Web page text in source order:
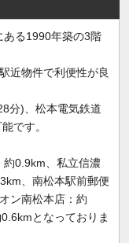
ある1990年築の3階
近物件で利便性が良
分)、松本電気鉄道
です。
0.9km、私立信濃
、南松本駅前郵便
ン南松本店：約
となっておりま